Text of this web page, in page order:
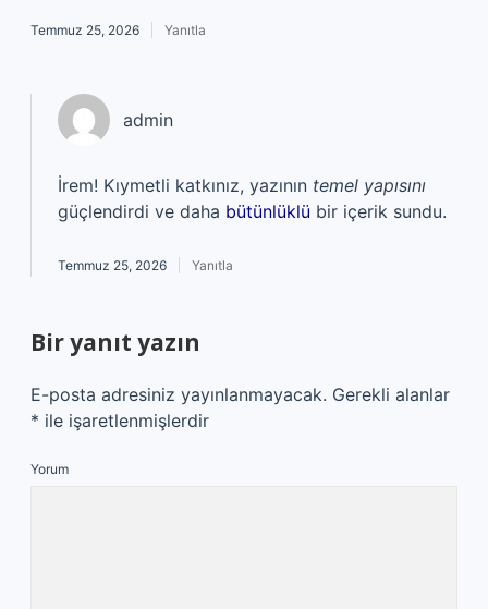
Temmuz 25, 2026 Yanıtla
admin
İrem! Kıymetli katkınız, yazının temel yapısını
güçlendirdi ve daha bütünlüklü bir içerik sundu.
Temmuz 25, 2026 Yanıtla
Bir yanıt yazın
E-posta adresiniz yayınlanmayacak. Gerekli alanlar
* ile işaretlenmişlerdir
Yorum